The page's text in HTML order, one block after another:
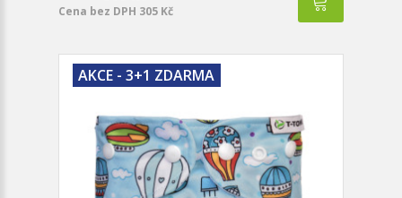
Cena bez DPH 305 Kč
AKCE - 3+1 ZDARMA